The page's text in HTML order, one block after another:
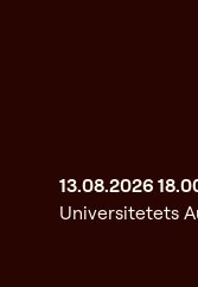
13.08.2026
Universitetets